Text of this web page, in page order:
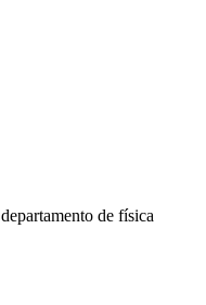
departamento de física